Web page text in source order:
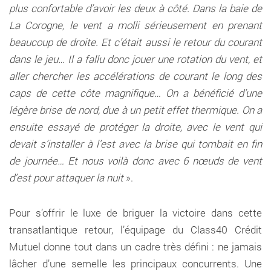
plus confortable d’avoir les deux à côté. Dans la baie de
La Corogne, le vent a molli sérieusement en prenant
beaucoup de droite. Et c’était aussi le retour du courant
dans le jeu… Il a fallu donc jouer une rotation du vent, et
aller chercher les accélérations de courant le long des
caps de cette côte magnifique… On a bénéficié d’une
légère brise de nord, due à un petit effet thermique. On a
ensuite essayé de protéger la droite, avec le vent qui
devait s’installer à l’est avec la brise qui tombait en fin
de journée… Et nous voilà donc avec 6 nœuds de vent
d’est pour attaquer la nuit».
Pour s’offrir le luxe de briguer la victoire dans cette
transatlantique retour, l’équipage du Class40 Crédit
Mutuel donne tout dans un cadre très défini : ne jamais
lâcher d’une semelle les principaux concurrents. Une